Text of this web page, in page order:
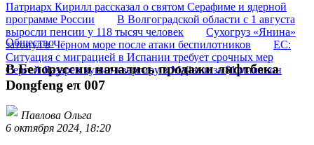
Патриарх Кирилл рассказал о святом Серафиме и ядерной
программе России
В Волгоградской области с 1 августа
выросли пенсии у 118 тысяч человек
Сухогруз «Янина»
затонул в Чёрном море после атаки беспилотников
ЕС:
Ситуация с миграцией в Испании требует срочных мер
Сергей Лазарев купил квартиру в Майами за $1 миллион
Общество
В Белоруссии начались продажи лифтбека
Dongfeng eπ 007
Павлова Ольга
6 октября 2024, 18:20